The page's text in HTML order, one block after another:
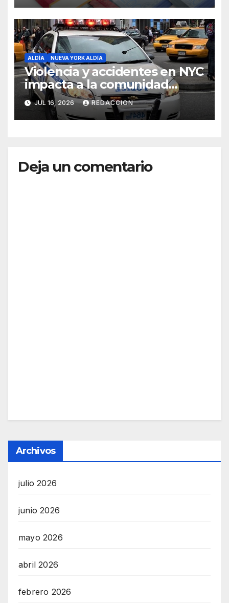
ALDÍA NUEVA YORK ALDÍA
Violencia y accidentes en NYC
impacta a la comunidad
dominicana
JUL 16, 2026 REDACCION
Deja un comentario
Archivos
julio 2026
junio 2026
mayo 2026
abril 2026
febrero 2026